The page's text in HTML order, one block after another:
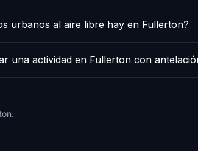
urbanos al aire libre hay en Fullerton?
una actividad en Fullerton con